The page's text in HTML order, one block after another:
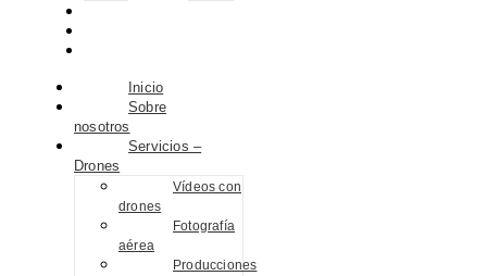
Inicio
Sobre
nosotros
Servicios –
Drones
Vídeos con
drones
Fotografía
aérea
Producciones